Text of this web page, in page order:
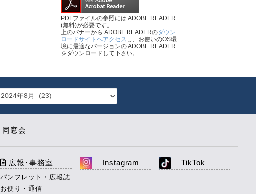
PDFファイルの参照には ADOBE READER
(無料)が必要です。
上のバナーから ADOBE READERのダウン
ロードサイトへアクセス し、お使いのOS環
境に最適なバージョンの ADOBE READER
をダウンロードして下さい。
同窓会
広報･事務室
パンフレット・広報誌
お便り・通信
Instagram TikTok